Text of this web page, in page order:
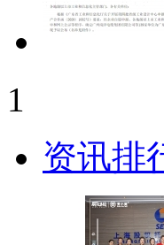
1
资讯排